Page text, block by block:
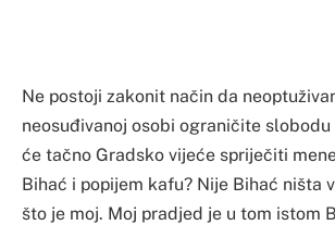
Ne postoji zakonit način da
neosuđivanoj osobi ograničite
će tačno Gradsko vijeće spriječiti
Bihać i popijem kafu? Nije Bihać ništa
što je moj. Moj pradjed je u tom istom